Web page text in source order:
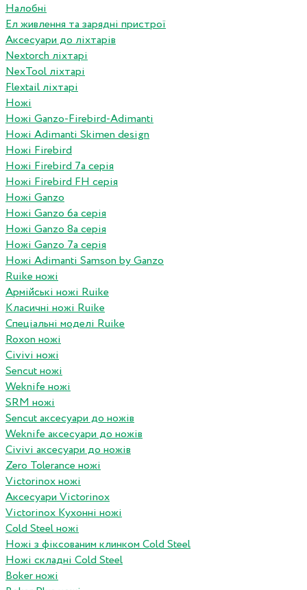
Налобні
Ел живлення та зарядні пристрої
Аксесуари до ліхтарів
Nextorch ліхтарі
NexTool ліхтарі
Flextail ліхтарі
Ножі
Ножі Ganzo-Firebird-Adimanti
Ножі Adimanti Skimen design
Ножі Firebird
Ножі Firebird 7а серія
Ножі Firebird FH серія
Ножі Ganzo
Ножі Ganzo 6а серія
Ножі Ganzo 8а серія
Ножі Ganzo 7а серія
Ножі Adimanti Samson by Ganzo
Ruike ножі
Армійські ножі Ruike
Класичні ножі Ruike
Спеціальні моделі Ruike
Roxon ножi
Civivi ножі
Sencut ножі
Weknife ножі
SRM ножі
Sencut аксесуари до ножів
Weknife аксесуари до ножів
Civivi аксесуари до ножів
Zero Tolerance ножі
Victorinox ножі
Аксесуари Victorinox
Victorinox Кухонні ножі
Cold Steel ножі
Ножі з фіксованим клинком Cold Steel
Ножі складні Cold Steel
Boker ножі